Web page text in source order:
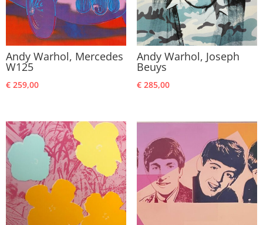
Andy Warhol, Mercedes
W125
€ 259,00
Andy Warhol, Joseph
Beuys
€285,00